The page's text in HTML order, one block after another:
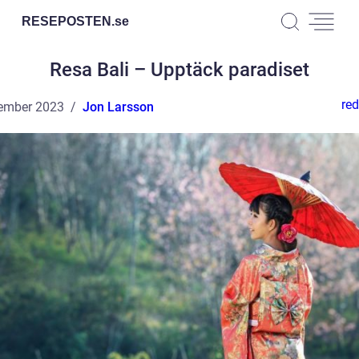
RESEPOSTEN.se
Resa Bali – Upptäck paradiset
2023 Jon Larsson